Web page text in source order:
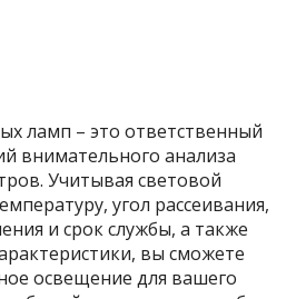
ламп – это ответственный
внимательного анализа
Учитывая световой
угол рассеивания,
и срок службы, а также
вы сможете
освещение для вашего